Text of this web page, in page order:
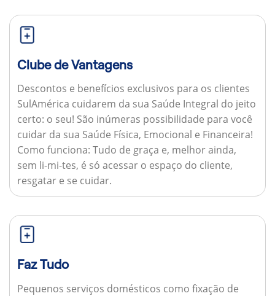
Clube de Vantagens
Descontos e benefícios exclusivos para os clientes
SulAmérica cuidarem da sua Saúde Integral do jeito
certo: o seu! São inúmeras possibilidade para você
cuidar da sua Saúde Física, Emocional e Financeira!
Como funciona: Tudo de graça e, melhor ainda,
sem li-mi-tes, é só acessar o espaço do cliente,
resgatar e se cuidar.
Faz Tudo
Pequenos serviços domésticos como fixação de